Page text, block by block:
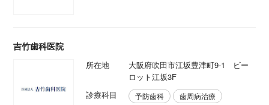
吉竹歯科医院
所在地
大阪府吹田市江坂豊津町9-1 ビー
ロット江坂3F
診療科目
予防歯科
歯周病治療